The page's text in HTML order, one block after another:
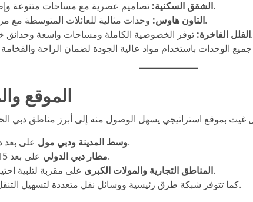
الشقق السكنية:تصاميم عصرية مع مساحات متنوعة وإطلالات مميزة.
التاون هاوس:وحدات مثالية للعائلات المتوسطة مع مرافق مشتركة.
الفلل الفاخرة:توفر الخصوصية الكاملة ومساحات واسعة وحدائق خاصة ومسابح.
الموقع
وسط المدينة ودبي مولعلى بعد دقائق معدودة.
مطار دبي الدوليعلى بعد 15 دقيقة تقريبًا.
المناطق التجارية والمولات الكبرىعلى مقربة لتلبية احتياجات التسوق.
كما تتوفر شبكة طرق رئيسية ووسائل نقل متعددة لتسهيل التنقل اليومي للسكان.